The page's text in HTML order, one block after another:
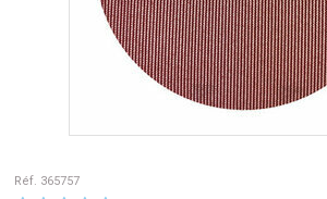
Réf. 365757